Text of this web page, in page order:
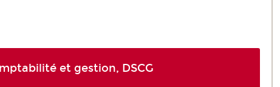
et gestion, DSCG